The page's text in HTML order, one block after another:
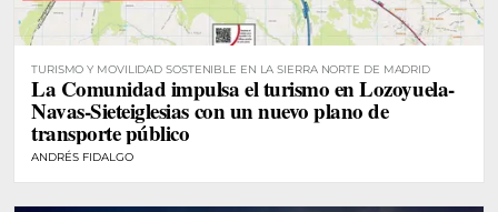
TURISMO Y MOVILIDAD SOSTENIBLE EN LA SIERRA NORTE DE MADRID
La Comunidad impulsa el turismo en Lozoyuela-
Navas-Sieteiglesias con un nuevo plano de
transporte público
ANDRÉS FIDALGO